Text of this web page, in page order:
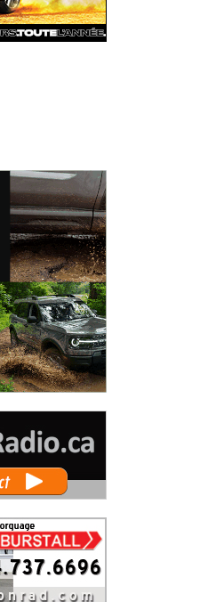
Un 36ème Grand Prix de Trois-
Rivières pour Didier Schraenen...
une première en Challenge Canada
Mercredi 5 août 2026